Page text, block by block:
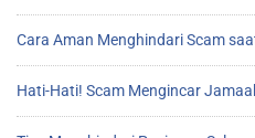
Cara Aman Menghindari Scam
Hati-Hati! Scam Mengincar